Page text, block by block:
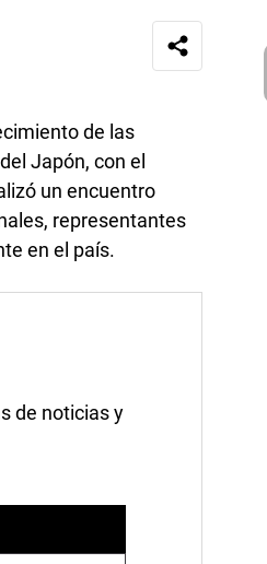
de las
Japón, con el
un encuentro
representantes
en el país.
de noticias y